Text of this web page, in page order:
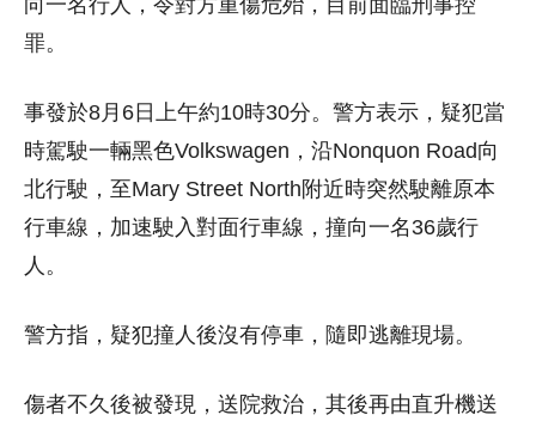
罪。
事發於8月6日上午約10時30分。警方表示，疑犯當
時駕駛一輛黑色Volkswagen，沿Nonquon Road向
北行駛，至Mary Street North附近時突然駛離原本
行車線，加速駛入對面行車線，撞向一名36歲行
人。
警方指，疑犯撞人後沒有停車，隨即逃離現場。
傷者不久後被發現，送院救治，其後再由直升機送